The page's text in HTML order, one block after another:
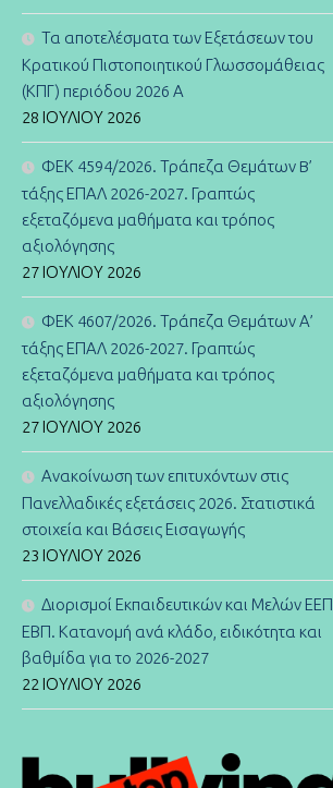
Τα αποτελέσματα των Εξετάσεων του
Κρατικού Πιστοποιητικού Γλωσσομάθειας
(ΚΠΓ) περιόδου 2026 Α
28 ΙΟΥΛΊΟΥ 2026
ΦΕΚ 4594/2026. Τράπεζα Θεμάτων B’
τάξης ΕΠΑΛ 2026-2027. Γραπτώς
εξεταζόμενα μαθήματα και τρόπος
αξιολόγησης
27 ΙΟΥΛΊΟΥ 2026
ΦΕΚ 4607/2026. Τράπεζα Θεμάτων Α’
τάξης ΕΠΑΛ 2026-2027. Γραπτώς
εξεταζόμενα μαθήματα και τρόπος
αξιολόγησης
27 ΙΟΥΛΊΟΥ 2026
Ανακοίνωση των επιτυχόντων στις
Πανελλαδικές εξετάσεις 2026. Στατιστικά
στοιχεία και Βάσεις Εισαγωγής
23 ΙΟΥΛΊΟΥ 2026
Διορισμοί Εκπαιδευτικών και Μελών ΕΕΠ
ΕΒΠ. Κατανομή ανά κλάδο, ειδικότητα και
βαθμίδα για το 2026-2027
22 ΙΟΥΛΊΟΥ 2026